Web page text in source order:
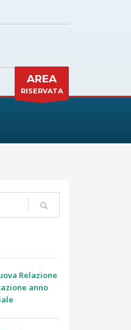
AREA
RISERVATA
Relazione
anno